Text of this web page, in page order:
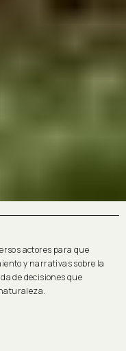
de los
actores para que
y narrativas sobre la
de decisiones que